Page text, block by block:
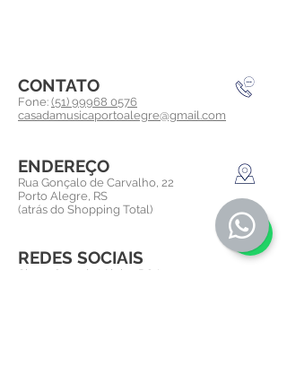
CONTATO
Fone: (51) 99968 0576
casadamusicaportoalegre@gmail.com
ENDEREÇO
Rua Gonçalo de Carvalho, 22
Porto Alegre, RS
(atrás do Shopping Total)
REDES SOCIAIS
Siga a Casa da Música POA